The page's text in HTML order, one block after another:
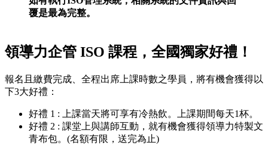
覆是最為完整。
領導力企管 ISO 課程，全國獨家好禮！
報名且繳費完成、全程出席上課時數之學員，將有機會獲得以
下3大好禮：
好禮 1 : 上課當天將可享有冷熱飲。上課期間每天1杯。
好禮 2 : 課堂上與講師互動，就有機會獲得領導力特製文
青布包。(名額有限，送完為止)